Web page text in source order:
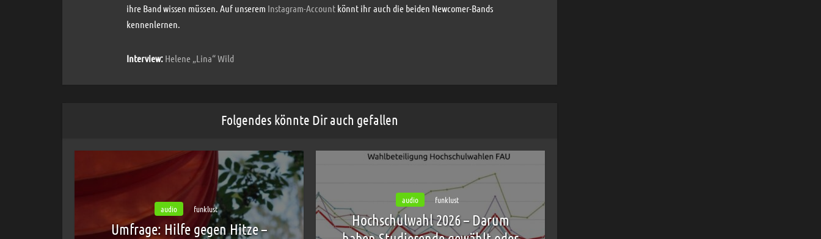
ihre Band wissen müssen. Auf unserem Instagram-Account könnt ihr auch die beiden Newcomer-Bands
kennenlernen.
Interview: Helene „Lina“ Wild
Folgendes könnte Dir auch gefallen
audio funklust
Umfrage: Hilfe gegen Hitze –
audio funklust
Hochschulwahl 2026 – Darum